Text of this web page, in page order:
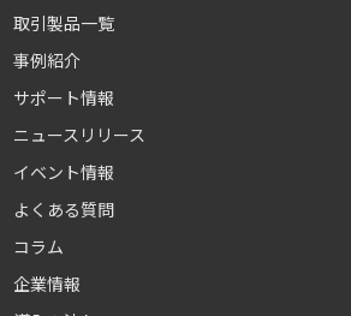
取引製品一覧
事例紹介
サポート情報
ニュースリリース
イベント情報
よくある質問
コラム
企業情報